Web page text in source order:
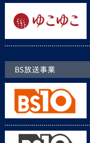
BS放送事業